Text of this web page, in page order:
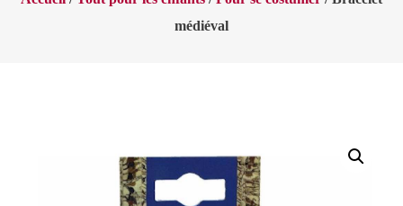
médiéval